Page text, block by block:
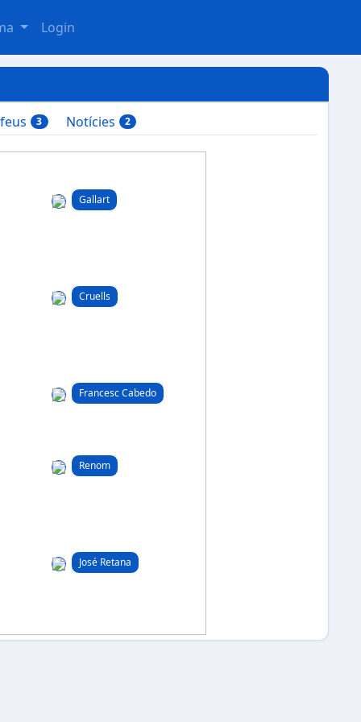
Login
3 Notícies 2
Francesc Cabedo
José Retana
Gallart
Renom
Cruells